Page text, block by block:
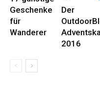
Geschenke
für
Wanderer
Der
2016